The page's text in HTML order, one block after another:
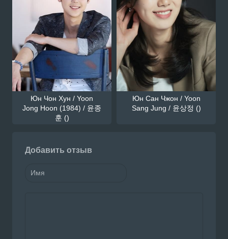
Юн Чон Хун / Yoon
Jong Hoon (1984) / 윤종
훈 ()
Юн Сан Чжон / Yoon
Sang Jung / 윤상정 ()
Добавить отзыв